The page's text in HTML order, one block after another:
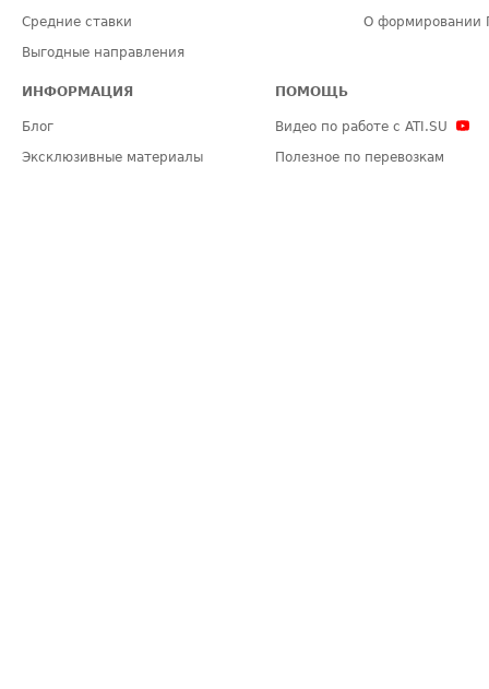
Средние ставки
Выгодные направления
О формировании
ИНФОРМАЦИЯ
Блог
Эксклюзивные материалы
ПОМОЩЬ
Видео по работе с ATI.SU
Полезное по перевозкам